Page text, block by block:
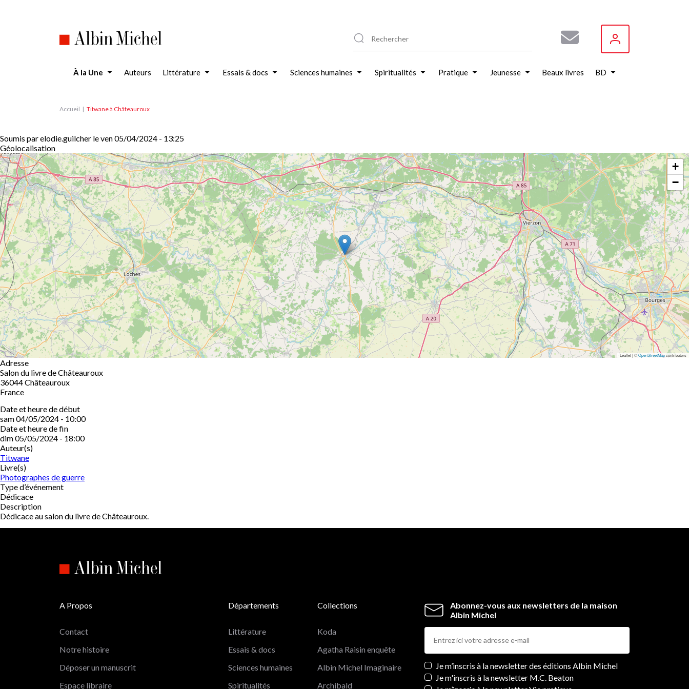
À la Une Auteurs Littérature Essais & docs Sciences humaines Spiritualités Pratique Jeunesse Beaux livres BD
Accueil Titwane à Châteauroux
Soumis parelodie.guilcher leven 05/04/2024 - 13:25
Géolocalisation
+
−
Leaflet | ©OpenStreetMapcontributors
Adresse
Salon du livre de Châteauroux
36044Châteauroux
France
Date et heure de début
sam 04/05/2024 - 10:00
Date et heure de fin
dim 05/05/2024 - 18:00
Auteur(s)
Titwane
Livre(s)
Photographes de guerre
Type d’événement
Dédicace
Description
Dédicace au salon du livre de Châteauroux.
Abonnez-vous aux newsletters de la maison
Albin Michel
Newsletters
Je m’inscris à la newsletter des éditions Albin Michel
Je m'inscris à la newsletter M.C. Beaton
A Propos
Contact
Notre histoire
Déposer un manuscrit
Espace libraire
Départements
Littérature
Essais & docs
Sciences humaines
Spiritualités
Collections
Koda
Agatha Raisin enquête
Albin Michel Imaginaire
Archibald